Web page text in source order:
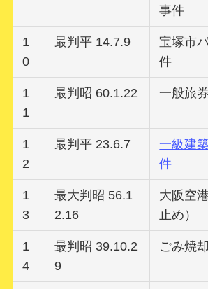
事件
1
0
最判平 14.7.9
宝塚市
件
1
1
最判昭 60.1.22 一般旅
1
2
最判平 23.6.7
一級建
件
1
3
最大判昭 56.1
2.16
大阪空
止め）
1
4
最判昭 39.10.2
9
ごみ焼